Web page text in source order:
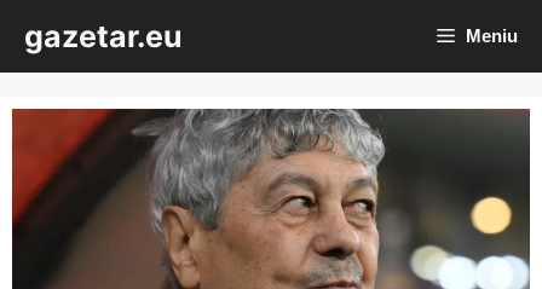
conținut
gazetar.eu Meniu